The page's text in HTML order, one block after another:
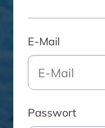
E-Mail
Passwort